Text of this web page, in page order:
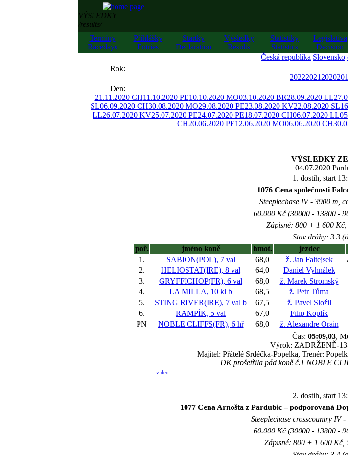
VÝSLEDKY
/results/
Termíny
Racedays
Přihlášky
Entries
Startky
Declaration
Výsledky
Results
Statistiky
Statistics
Legislativa
Decision
Česká republika Slovensko
Rok:
20222021 2020
Den:
21.11.2020 CH11.10.2020 PE10.10.2020 MO03.10.2020 BR28.09.2020 LL
SL06.09.2020 CH30.08.2020 MO29.08.2020 PE23.08.2020 KV22.08.2020 SL
LL26.07.2020 KV25.07.2020 PE24.07.2020 PE18.07.2020 CH06.07.2020 LL
CH20.06.2020 PE12.06.2020 MO06.06.2020 CH
VÝSLEDKY
04.07.2020
1. dostih, start
1076 Cena společnosti
Steeplechase IV - 3900 m,
60.000 Kč (30000 - 13800 -
Zápisné: 800 + 1 600
Stav dráhy: 3.3
poř.
jméno koně hmot. jezdec
1.
SABION(POL), 7 val 68,0 ž. Jan Faltejsek
2.
HELIOSTAT(IRE), 8 val 64,0 Daniel Vyhnálek
3.
GRYFFICHOP(FR), 6 val 68,0 ž. Marek Stromský
4.
LA MILLA, 10 kl b 68,5 ž. Petr Tůma
5.
STING RIVER(IRE), 7 val b 67,5 ž. Pavel Složil
6.
RAMPÍK, 5 val 67,0 Filip Koplík
PN
NOBLE CLIFFS(FR), 6 hř 68,0 ž. Alexandre Orain
Čas: 05:09,03,
Výrok: ZADRŽENĚ-
Majitel: Přátelé Srdéčka-Popelka, Trenér:
DK prošetřila pád koně č.1 NOBLE
video
2. dostih, start
1077 Cena Arnošta z Pardubic – podporovaná
Steeplechase crosscountry IV
60.000 Kč (30000 - 13800 -
Zápisné: 800 + 1 600 Kč,